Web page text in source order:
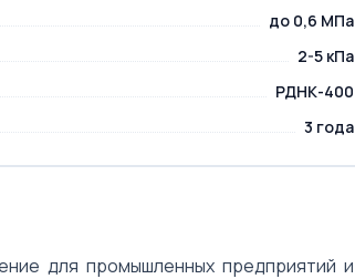
до 0,6 МПа
2-5 кПа
РДНК-400
3 года
для промышленных предприятий и